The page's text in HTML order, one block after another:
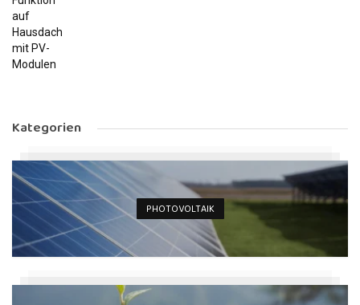
Kategorien
PHOTOVOLTAIK